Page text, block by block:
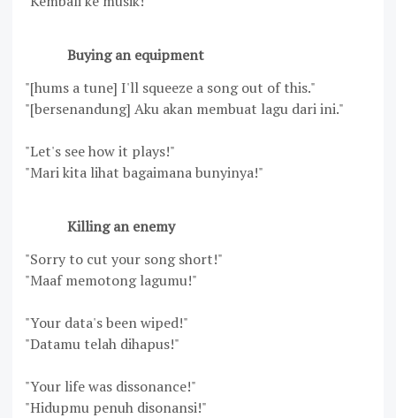
Buying an equipment
"[hums a tune] I'll squeeze a song out of this."
"[bersenandung] Aku akan membuat lagu dari ini."
"Let's see how it plays!"
"Mari kita lihat bagaimana bunyinya!"
Killing an enemy
"Sorry to cut your song short!"
"Maaf memotong lagumu!"
"Your data's been wiped!"
"Datamu telah dihapus!"
"Your life was dissonance!"
"Hidupmu penuh disonansi!"